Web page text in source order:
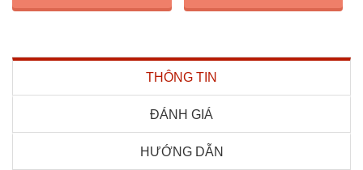
THÔNG TIN
ĐÁNH GIÁ
HƯỚNG DẪN